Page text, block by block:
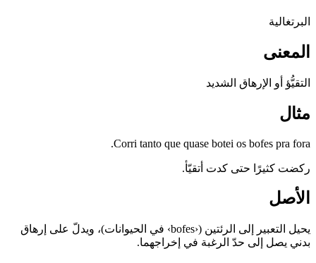
البرتغالية
المعنى
التقيُّؤ أو الإرهاق الشديد
مثال
Corri tanto que quase botei os bofes pra fora.
ركضت كثيرًا حتى كدت أتقيّأ.
الأصل
يحيل التعبير إلى الرئتين (‹bofes› في الحيوانات)، ويدلّ على إرهاق
بدني يصل إلى حدّ الرغبة في إخراجهما.